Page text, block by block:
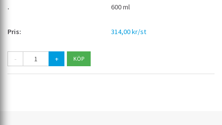
600 ml
314,00 kr/st
- +